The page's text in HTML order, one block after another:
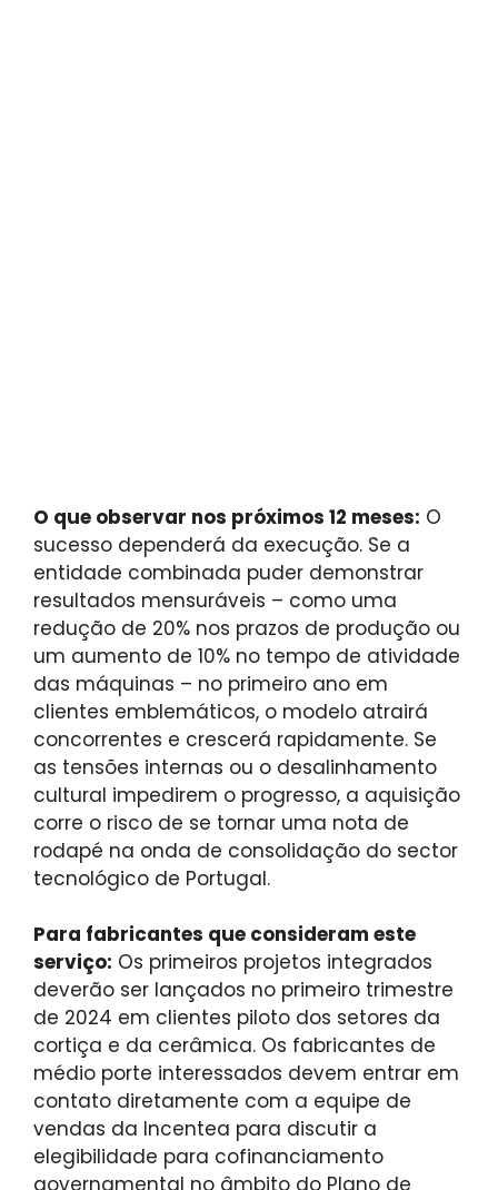
O que observar nos próximos 12 meses: O
sucesso dependerá da execução. Se a
entidade combinada puder demonstrar
resultados mensuráveis ​​– como uma
redução de 20% nos prazos de produção ou
um aumento de 10% no tempo de atividade
das máquinas – no primeiro ano em
clientes emblemáticos, o modelo atrairá
concorrentes e crescerá rapidamente. Se
as tensões internas ou o desalinhamento
cultural impedirem o progresso, a aquisição
corre o risco de se tornar uma nota de
rodapé na onda de consolidação do sector
tecnológico de Portugal.
Para fabricantes que consideram este
serviço: Os primeiros projetos integrados
deverão ser lançados no primeiro trimestre
de 2024 em clientes piloto dos setores da
cortiça e da cerâmica. Os fabricantes de
médio porte interessados ​​devem entrar em
contato diretamente com a equipe de
vendas da Incentea para discutir a
elegibilidade para cofinanciamento
governamental no âmbito do Plano de